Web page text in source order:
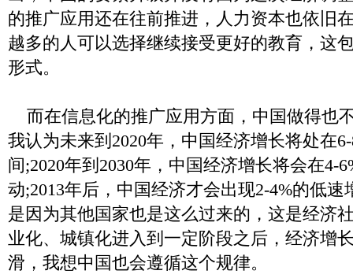
的推广应用还在往前推进，人力资本也依旧
越多的人可以选择继续接受更好的教育，这
形式。
而在信息化的推广应用方面，中国做得也
我认为未来到2020年，中国经济增长将处在
间;2020年到2030年，中国经济增长将会在4-
动;2013年后，中国经济才会出现2-4%的低速
是因为其他国家也是这么过来的，这是经济
业化、城镇化进入到一定阶段之后，经济增
滑，我想中国也会遵循这个规律。